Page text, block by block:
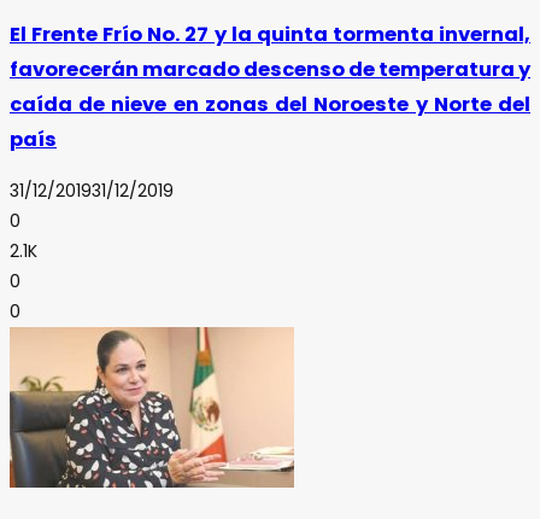
El Frente Frío No. 27 y la quinta tormenta invernal,
favorecerán marcado descenso de temperatura y
caída de nieve en zonas del Noroeste y Norte del
país
31/12/201931/12/2019
0
2.1K
0
0